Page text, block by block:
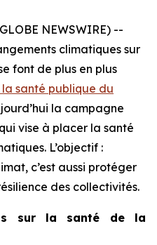
NEWSWIRE) --
climatiques sur
font de plus en plus
santé publique du
la campagne
vise à placer la santé
L’objectif :
c’est aussi protéger
des collectivités.
sur la santé de la